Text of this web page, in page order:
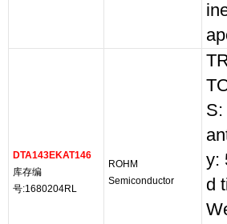
DTA143EKAT146
库存编
号:1680204RL
ROHM
Semiconductor
S:
y:
d